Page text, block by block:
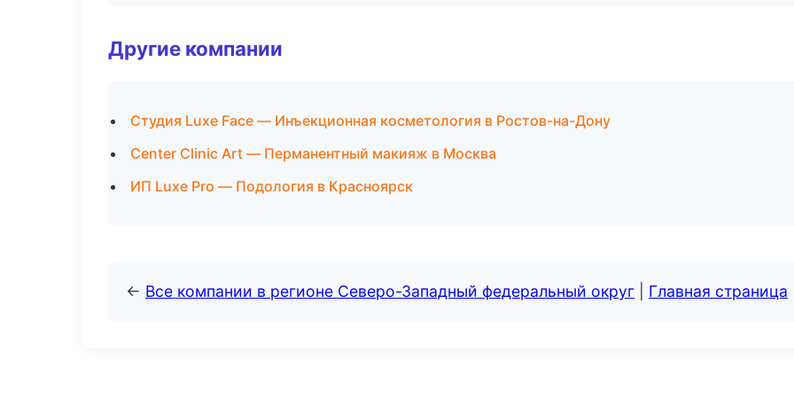
Другие компании
Студия Luxe Face — Инъекционная косметология в Ростов-на-Дону
Center Clinic Art — Перманентный макияж в Москва
ИП Luxe Pro — Подология в Красноярск
← Все компании в регионе Северо-Западный федеральный округ Главная страница